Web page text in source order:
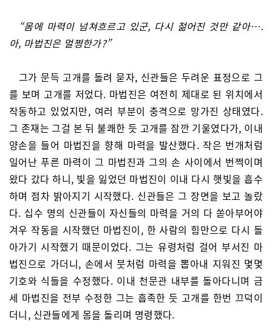
“몸에 마력이 넘쳐흐르고 있군, 다시 젊어진 것만 같아….
아, 마법진은 멀쩡한가?”
그가 문득 고개를 돌려 묻자, 신관들은 두려운 표정으로 그
를 보며 고개를 저었다. 마법진은 여전히 제대로 된 위치에서
작동하고 있었지만, 여러 부분이 충격으로 망가진 상태였다.
그 존재는 그걸 본 뒤 불쾌한 듯 고개를 잠깐 기울였다가, 이내
양손을 들어 마법진을 향해 마력을 발산했다. 작은 번개처럼
일어난 푸른 마력이 그 마법진과 그의 손 사이에서 번쩍이며
왔다 갔다 하니, 빛을 잃었던 마법진이 이내 다시 햇빛을 흡수
하며 점차 밝아지기 시작했다. 신관들은 그 장면을 보고 놀랐
다. 십수 명의 신관들이 자신들의 마력을 거의 다 쏟아부어야
겨우 작동을 시작했던 마법진이, 한 사람의 힘만으로 다시 돌
아가기 시작했기 때문이었다. 그는 유령처럼 걸어 부서진 마
법진으로 가더니, 손에서 붓처럼 마력을 뽑아내 지워진 몇몇
기호와 식들을 수정했다. 이내 천문관 내부를 돌아다니며 금
세 마법진을 전부 수정한 그는 흡족한 듯 고개를 한번 끄덕이
더니, 신관들에게 몸을 돌리며 명령했다.